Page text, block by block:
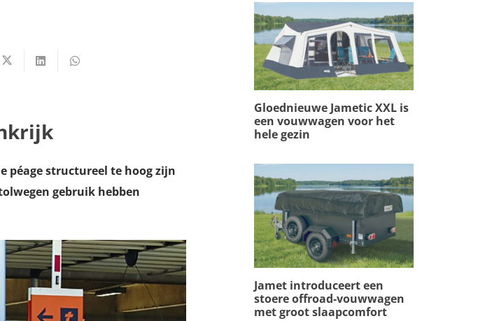
péage structureel te hoog zijn
gebruik hebben
Gloednieuwe Jametic XXL is
een vouwwagen voor het
hele gezin
Jamet introduceert een
stoere offroad-vouwwagen
met groot slaapcomfort